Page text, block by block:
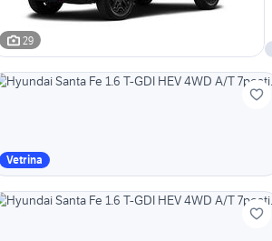
29
Vetrina